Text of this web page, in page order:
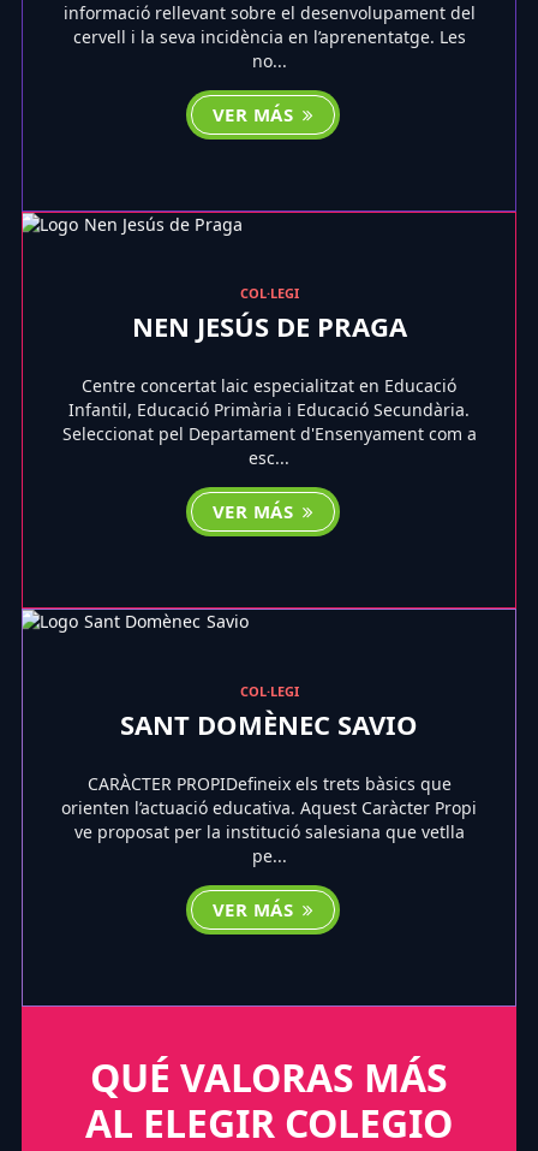
informació rellevant sobre el desenvolupament del
cervell i la seva incidència en l’aprenentatge. Les
no...
VER MÁS
COL·LEGI
NEN JESÚS DE PRAGA
Centre concertat laic especialitzat en Educació
Infantil, Educació Primària i Educació Secundària.
Seleccionat pel Departament d'Ensenyament com a
esc...
VER MÁS
COL·LEGI
SANT DOMÈNEC SAVIO
CARÀCTER PROPIDefineix els trets bàsics que
orienten l’actuació educativa. Aquest Caràcter Propi
ve proposat per la institució salesiana que vetlla
pe...
VER MÁS
QUÉ VALORAS MÁS
AL ELEGIR COLEGIO